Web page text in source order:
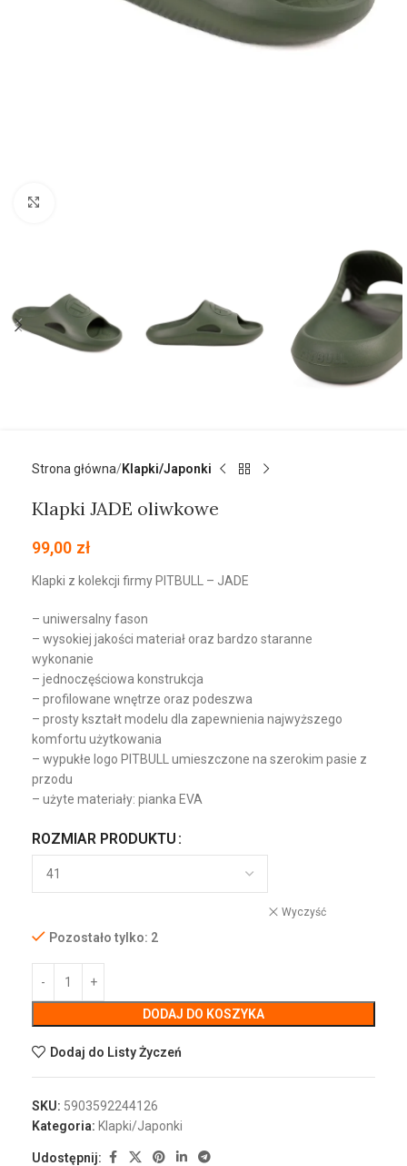
Strona główna Klapki/Japonki
Klapki JADE oliwkowe
99,00 zł
Klapki z kolekcji firmy PITBULL – JADE
– uniwersalny fason
– wysokiej jakości materiał oraz bardzo staranne
wykonanie
– jednoczęściowa konstrukcja
– profilowane wnętrze oraz podeszwa
– prosty kształt modelu dla zapewnienia najwyższego
komfortu użytkowania
– wypukłe logo PITBULL umieszczone na szerokim pasie z
przodu
– użyte materiały: pianka EVA
ROZMIAR PRODUKTU
Wyczyść
Pozostało tylko: 2
DODAJ DO KOSZYKA
Dodaj do Listy Życzeń
SKU: 5903592244126
Kategoria: Klapki/Japonki
Udostępnij: